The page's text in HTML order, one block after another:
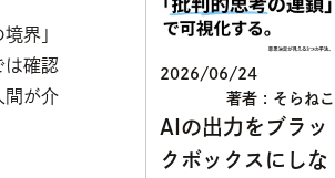
界」
は確認
間が介
2026/06/24
著者 : そらねこ
AIの出力をブラッ
クボックスにしな